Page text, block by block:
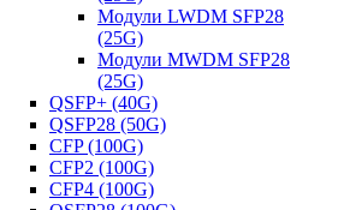
Модули LWDM SFP28
(25G)
Модули MWDM SFP28
(25G)
QSFP+ (40G)
QSFP28 (50G)
CFP (100G)
CFP2 (100G)
CFP4 (100G)